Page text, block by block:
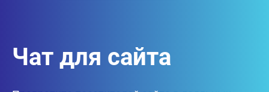
Чат для сайта